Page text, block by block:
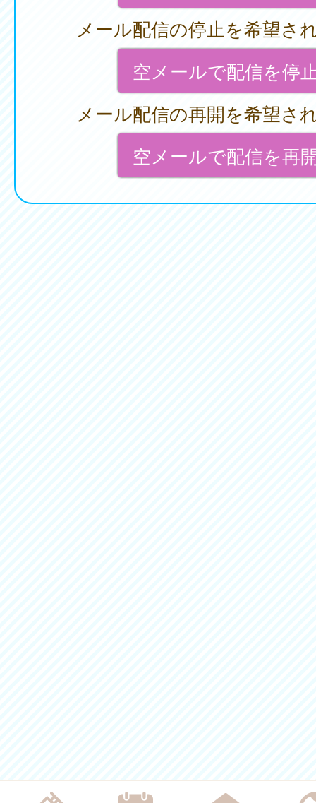
メール配信の停止を希望さ
空メールで配信を停
メール配信の再開を希望さ
空メールで配信を再